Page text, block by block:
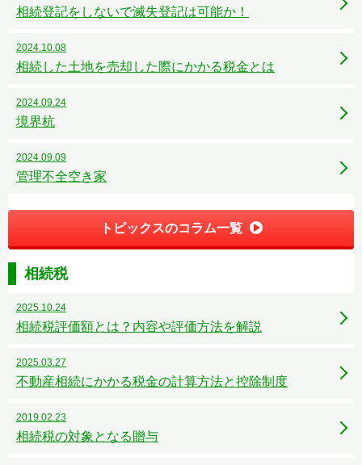
相続登記をしないで滅失登記は可能か！
2024.10.08
相続した土地を売却した際にかかる税金とは
2024.09.24
境界杭
2024.09.09
管理不全空き家
トピックスのコラム一覧
相続税
2025.10.24
相続税評価額とは？内容や評価方法を解説
2025.03.27
不動産相続にかかる税金の計算方法と控除制度
2019.02.23
相続税の対象となる贈与